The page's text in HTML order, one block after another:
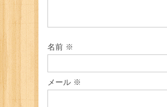
名前 ※
メール ※